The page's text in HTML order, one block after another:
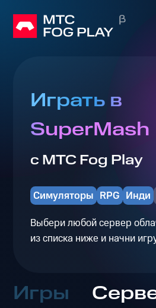
Играть в
SuperMash
с МТС Fog Play
Симуляторы RPG Инди
Выбери любой сервер
из списка ниже и начни
Игры